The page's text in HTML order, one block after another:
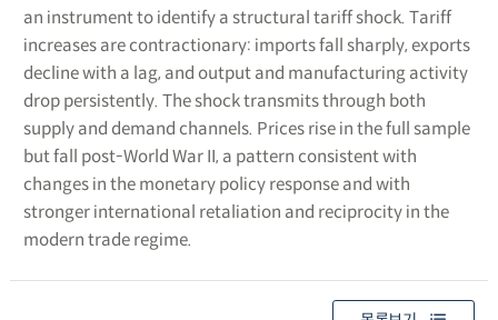
an instrument to identify a structural tariff shock. Tariff
increases are contractionary: imports fall sharply, exports
decline with a lag, and output and manufacturing activity
drop persistently. The shock transmits through both
supply and demand channels. Prices rise in the full sample
but fall post-World War II, a pattern consistent with
changes in the monetary policy response and with
stronger international retaliation and reciprocity in the
modern trade regime.